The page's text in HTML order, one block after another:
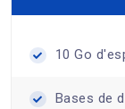
10 Go
Bases de